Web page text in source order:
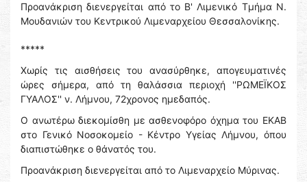
Προανάκριση διενεργείται από το Β' Λιμενικό Τμήμα Ν.
Μουδανιών του Κεντρικού Λιμεναρχείου Θεσσαλονίκης.
*****
Χωρίς τις αισθήσεις του ανασύρθηκε, απογευματινές
ώρες σήμερα, από τη θαλάσσια περιοχή ''ΡΩΜΕΪΚΟΣ
ΓΥΑΛΟΣ'' ν. Λήμνου, 72χρονος ημεδαπός.
Ο ανωτέρω διεκομίσθη με ασθενοφόρο όχημα του ΕΚΑΒ
στο Γενικό Νοσοκομείο - Κέντρο Υγείας Λήμνου, όπου
διαπιστώθηκε ο θάνατός του.
Προανάκριση διενεργείται από το Λιμεναρχείο Μύρινας.